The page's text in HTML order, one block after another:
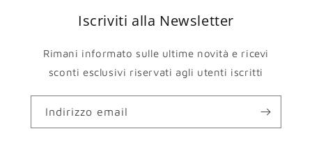
Iscriviti alla Newsletter
Rimani informato sulle ultime novità e ricevi
sconti esclusivi riservati agli utenti iscritti
Indirizzo email